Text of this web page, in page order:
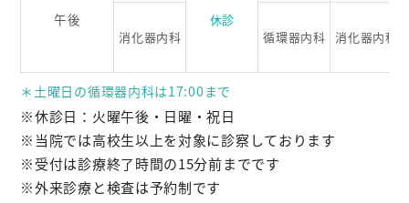
午後
休診
消化器内科 循環器内科 消化器内科
＊土曜日の循環器内科は17:00まで
※休診日：火曜午後・日曜・祝日
※当院では高校生以上を対象に診察しております
※受付は診療終了時間の15分前までです
※外来診療と検査は予約制です